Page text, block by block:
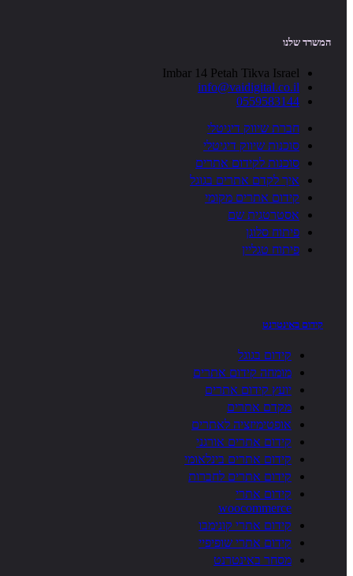
המשרד שלנו
Imbar 14 Petah Tikva Israel
info@vaidigital.co.il
0559583144
חברת שיווק דיגיטלי
סוכנות שיווק דיגיטלי
סוכנות לקידום אתרים
איך לקדם אתרים בגוגל
קידום אתרים מקומי
אסטרטגית שם
פיתוח סלוגן
פיתוח טגליין
קידום באינטרנט
קידום בגוגל
מומחה קידום אתרים
יועץ קידום אתרים
מקדם אתרים
אופטימיזציה לאתרים
קידום אתרים אורגני
קידום אתרים בינלאומי
קידום אתרים לחברות
קידום אתרי
woocommerce
קידום אתרי קונימבו
קידום אתרי שופיפיי
מסחר באינטרנט